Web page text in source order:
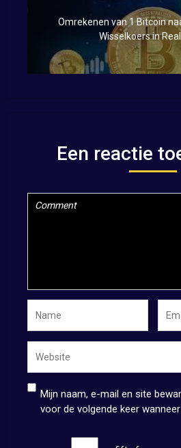
Omrekenen van 1 Bitcoin
Wisselkoers in
Een reactie
Mijn naam, e-mail en site
voor de volgende keer